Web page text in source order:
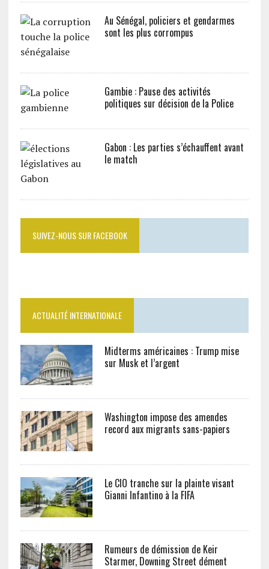
Au Sénégal, policiers et gendarmes
sont les plus corrompus
Gambie : Pause des activités
politiques sur décision de la Police
Gabon : Les parties s’échauffent avant
le match
SUIVEZ-NOUS SUR FACEBOOK
ACTUALITÉ INTERNATIONALE
Midterms américaines : Trump mise
sur Musk et l’argent
Washington impose des amendes
record aux migrants sans-papiers
Le CIO tranche sur la plainte visant
Gianni Infantino à la FIFA
Rumeurs de démission de Keir
Starmer, Downing Street dément